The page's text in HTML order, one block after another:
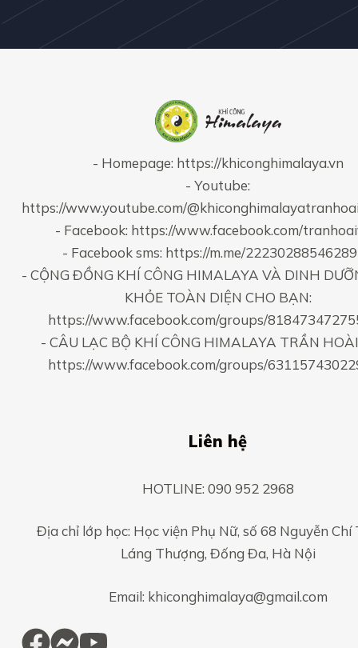
- Homepage: https://khiconghimalaya.vn
- Youtube:
https://www.youtube.com/
- Facebook: https://www.facebook.com/
- Facebook sms: https://m.me/
- CỘNG ĐỒNG KHÍ CÔNG HIMALAYA VÀ DINH
KHỎE TOÀN DIỆN CHO BẠN:
https://www.facebook.com/groups/
- CÂU LẠC BỘ KHÍ CÔNG HIMALAYA TRẦN
https://www.facebook.com/groups/
Liên hệ
HOTLINE: 090 952 2968
Địa chỉ lớp học: Học viện Phụ Nữ, số 68 Nguyễn Chí
Láng Thượng, Đống Đa, Hà Nội
Email: khiconghimalaya@gmail.com